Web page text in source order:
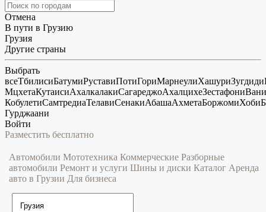
Отмена
В пути в Грузию
Грузия
Другие страны
Выбрать
всеТбилисиБатумиРуставиПотиГориМарнеулиХашуриЗугдиди
МцхетаКутаисиАхалкалакиСагареджоАхалцихеЗестафониВани
КобулетиСамтредиаТелавиСенакиАбашаАхметаБоржомиХоби
Гурджаани
Войти
Разместить бесплатно
Автомобили Мототехника Коммерческие Разборные
автомобили Ремонт и услуги Шины и диски Каталог Аренда
авто в Грузии Для бизнеса